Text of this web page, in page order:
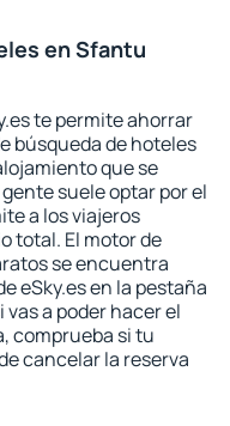
en Sfantu
te permite ahorrar
búsqueda de hoteles
que se
suele optar por el
a los viajeros
total. El motor de
se encuentra
eSky.es en la pestaña
vas a poder hacer el
comprueba si tu
cancelar la reserva